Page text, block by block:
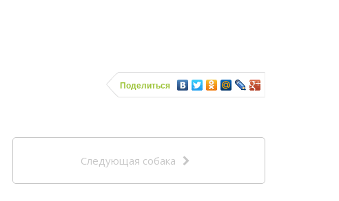
Поделиться
Следующая собака